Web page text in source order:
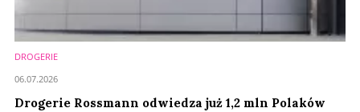
DROGERIE
Drogerie Rossmann odwiedza już 1,2 mln Polaków
06.07.2026